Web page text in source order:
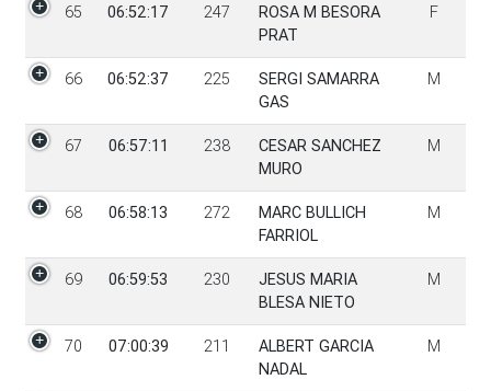
65 06:52:17 247
ROSA M BESORA
PRAT
F
66 06:52:37 225
SERGI SAMARRA
GAS
M
67 06:57:11 238
CESAR SANCHEZ
MURO
M
68 06:58:13 272
MARC BULLICH
FARRIOL
M
69 06:59:53 230
JESUS MARIA
BLESA NIETO
M
70 07:00:39 211
ALBERT GARCIA
NADAL
M